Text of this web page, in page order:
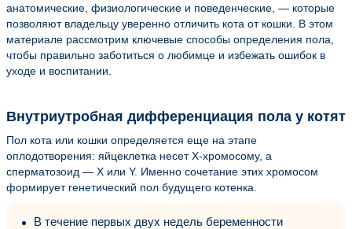
анатомические, физиологические и поведенческие, — которые
позволяют владельцу уверенно отличить кота от кошки. В этом
материале рассмотрим ключевые способы определения пола,
чтобы правильно заботиться о любимце и избежать ошибок в
уходе и воспитании.
Внутриутробная дифференциация пола у котят
Пол кота или кошки определяется еще на этапе
оплодотворения: яйцеклетка несет X-хромосому, а
сперматозоид — X или Y. Именно сочетание этих хромосом
формирует генетический пол будущего котенка.
В течение первых двух недель беременности